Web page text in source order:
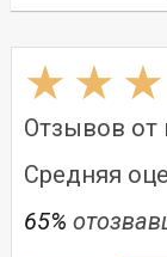
Отзывов от
Средняя
65%